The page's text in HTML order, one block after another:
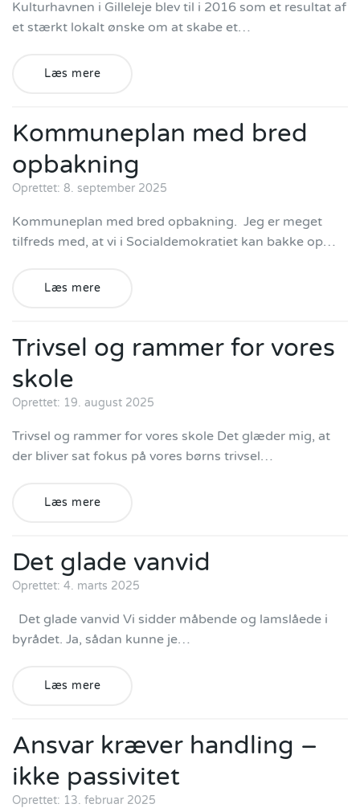
Kulturhavnen i Gilleleje blev til i 2016 som et resultat af
et stærkt lokalt ønske om at skabe et…
Læs mere
Kommuneplan med bred
opbakning
Oprettet: 8. september 2025
Kommuneplan med bred opbakning. Jeg er meget
tilfreds med, at vi i Socialdemokratiet kan bakke op…
Læs mere
Trivsel og rammer for vores
skole
Oprettet: 19. august 2025
Trivsel og rammer for vores skole Det glæder mig, at
der bliver sat fokus på vores børns trivsel…
Læs mere
Det glade vanvid
Oprettet: 4. marts 2025
Det glade vanvid Vi sidder måbende og lamslåede i
byrådet. Ja, sådan kunne je…
Læs mere
Ansvar kræver handling –
ikke passivitet
Oprettet: 13. februar 2025